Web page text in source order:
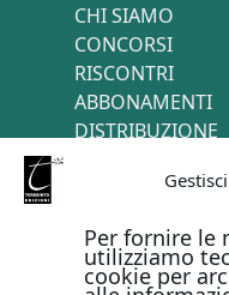
Per fornire le
utilizziamo
cookie per
CHI SIAMO
CONCORSI
RISCONTRI
ABBONAMENTI
DISTRIBUZIONE
PAGAMENTI